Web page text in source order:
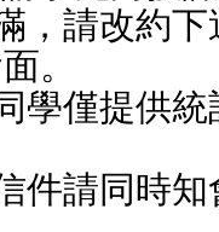
，請改約
。
學僅提供
件請同時